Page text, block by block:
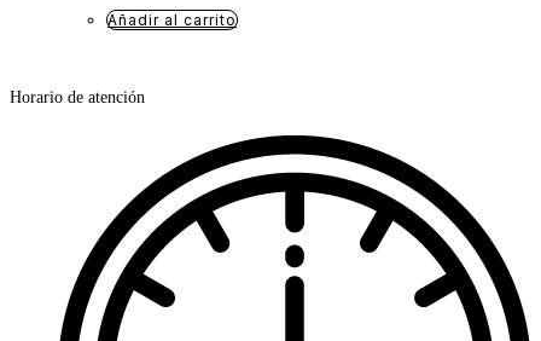
Añadir al carrito
Horario de atención